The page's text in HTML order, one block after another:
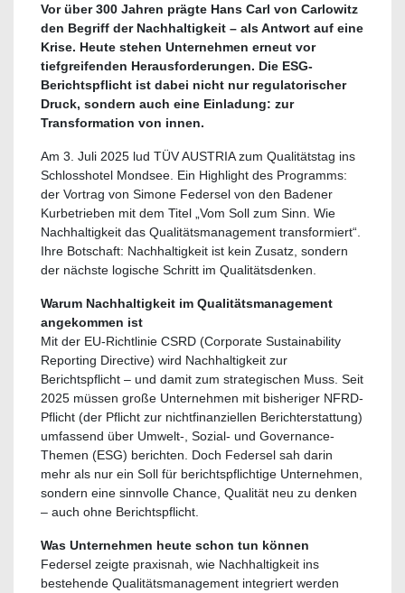
Vor über 300 Jahren prägte Hans Carl von Carlowitz
den Begriff der Nachhaltigkeit – als Antwort auf eine
Krise. Heute stehen Unternehmen erneut vor
tiefgreifenden Herausforderungen. Die ESG-
Berichtspflicht ist dabei nicht nur regulatorischer
Druck, sondern auch eine Einladung: zur
Transformation von innen.
Am 3. Juli 2025 lud TÜV AUSTRIA zum Qualitätstag ins
Schlosshotel Mondsee. Ein Highlight des Programms:
der Vortrag von Simone Federsel von den Badener
Kurbetrieben mit dem Titel „Vom Soll zum Sinn. Wie
Nachhaltigkeit das Qualitätsmanagement transformiert“.
Ihre Botschaft: Nachhaltigkeit ist kein Zusatz, sondern
der nächste logische Schritt im Qualitätsdenken.
Warum Nachhaltigkeit im Qualitätsmanagement
angekommen ist
Mit der EU-Richtlinie CSRD (Corporate Sustainability
Reporting Directive) wird Nachhaltigkeit zur
Berichtspflicht – und damit zum strategischen Muss. Seit
2025 müssen große Unternehmen mit bisheriger NFRD-
Pflicht (der Pflicht zur nichtfinanziellen Berichterstattung)
umfassend über Umwelt-, Sozial- und Governance-
Themen (ESG) berichten. Doch Federsel sah darin
mehr als nur ein Soll für berichtspflichtige Unternehmen,
sondern eine sinnvolle Chance, Qualität neu zu denken
– auch ohne Berichtspflicht.
Was Unternehmen heute schon tun können
Federsel zeigte praxisnah, wie Nachhaltigkeit ins
bestehende Qualitätsmanagement integriert werden